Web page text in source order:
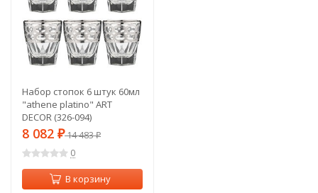
Набор стопок 6 штук 60мл
"athene platino" ART
DECOR (326-094)
8 082 ₽14 483₽
0
В корзину